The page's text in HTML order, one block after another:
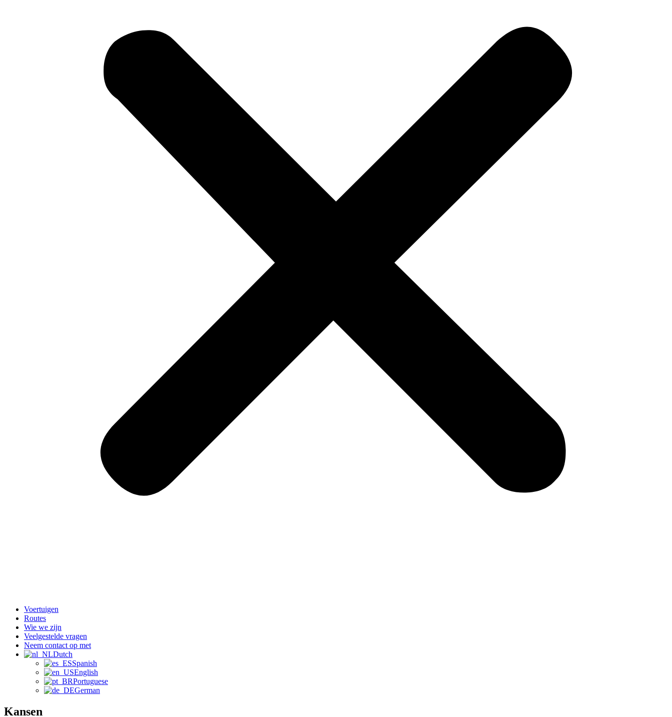
Voertuigen
Routes
Wie we zijn
Veelgestelde vragen
Neem contact op met
Dutch
Spanish
English
Portuguese
German
Kansen